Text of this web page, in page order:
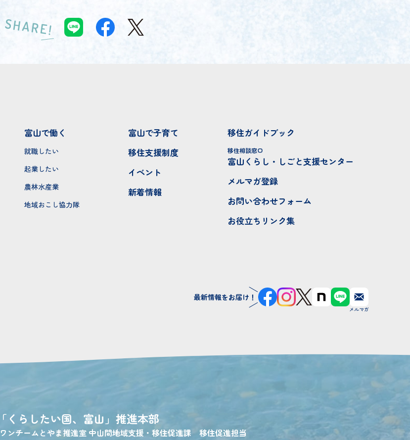
SHARE!
富山で働く
就職したい
起業したい
農林水産業
地域おこし協力隊
富山で子育て
移住支援制度
イベント
新着情報
移住ガイドブック
移住相談窓口
富山くらし・しごと支援センター
メルマガ登録
お問い合わせフォーム
お役立ちリンク集
最新情報をお届け！
「くらしたい国、富山」 推進本部
ワンチームとやま推進室 中山間地域支援・移住促進課 移住促進担当